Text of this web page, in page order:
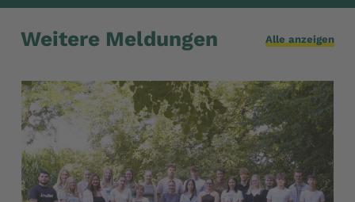
Weitere Meldungen Alle anzeigen